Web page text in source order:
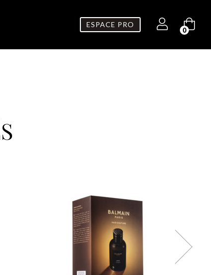
ESPACE PRO
0